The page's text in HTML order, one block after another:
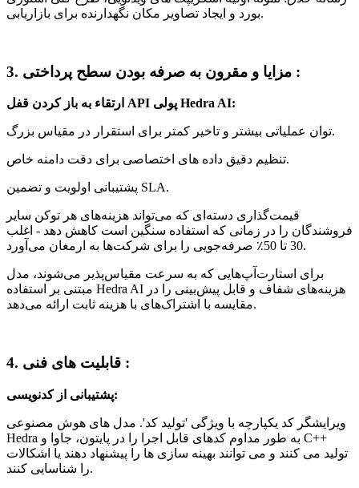
بورد و ایجاد تصاویر مکان نگهدارنده برای بازاریابی.
3. مزایا و مقرون به صرفه بودن سطح پرداختی :
ارتقاء به باز کردن قفل API پولی Hedra AI:
توان عملیاتی بیشتر و تاخیر کمتر برای استقرار در مقیاس بزرگ.
تنظیم دقیق داده های اختصاصی برای دقت دامنه خاص.
پشتیبانی اولویت و تضمین SLA.
قیمت‌گذاری دسته‌ای که می‌تواند هزینه‌های هر توکن سایر
فروشندگان را در زمانی که استفاده سنگین است کاهش دهد - اغلب
30 تا 50٪ صرفه‌جویی را برای شرکت‌ها به ارمغان می‌آورد.
برای استارت‌آپ‌هایی که به سرعت مقیاس‌پذیر می‌شوند، مدل
مبتنی بر استفاده Hedra AI هزینه‌های شفاف و قابل پیش‌بینی را در
مقایسه با اشتراک‌های با هزینه ثابت ارائه می‌دهد.
4. قابلیت های فنی :
پشتیبانی از کدنویسی:
ویرایشگر کد یکپارچه با ویژگی 'تولید کد'. مدل های هوش مصنوعی
Hedra به طور مداوم کدهای قابل اجرا را در پایتون، جاوا و C++
تولید می کنند و می توانند بهینه سازی ها را پیشنهاد دهند یا اشکالات
را شناسایی کنند.